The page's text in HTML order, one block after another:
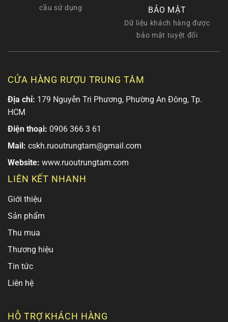
cầu sử dụng
BẢO MẬT
Dữ liệu khách hàng được
bảo mật tuyệt đối
CỬA HÀNG RƯỢU TRUNG TÂM
Địa chỉ: 179 Nguyễn Tri Phương, Phường An Đông, Tp.
HCM
Điện thoại: 0906 366 3 61
Mail: cskh.ruoutrungtam@gmail.com
Website: www.ruoutrungtam.com
LIÊN KẾT NHANH
Giới thiệu
Sản phẩm
Thu mua
Thương hiệu
Tin tức
Liên hệ
HỖ TRỢ KHÁCH HÀNG